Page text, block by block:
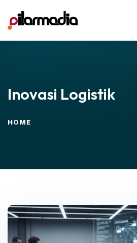
Inovasi Logistik
HOME